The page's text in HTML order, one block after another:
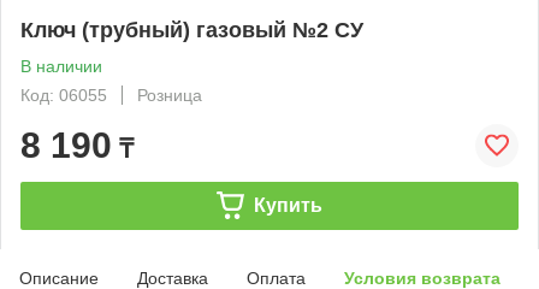
Ключ (трубный) газовый №2 СУ
В наличии
Код: 06055
Розница
8 190 ₸
Купить
Описание Доставка Оплата Условия возврата